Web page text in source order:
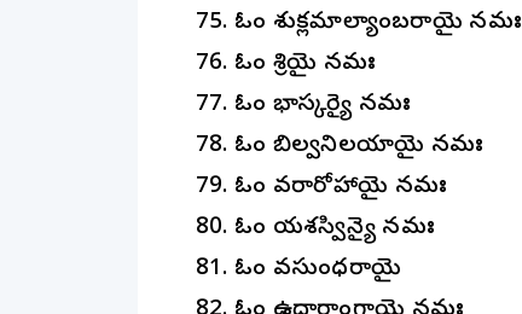
ఓం శుక్లమాల్యాంబరాయై నమః
ఓం శ్రియై నమః
ఓం భాస్కర్యై నమః
ఓం బిల్వనిలయాయై నమః
ఓం వరారోహాయై నమః
ఓం యశస్విన్యై నమః
ఓం వసుంధరాయై